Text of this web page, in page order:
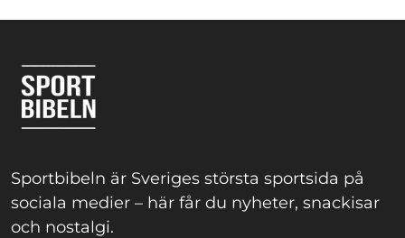
Sportbibeln är Sveriges största sportsida på
sociala medier – här får du nyheter, snackisar
och nostalgi.